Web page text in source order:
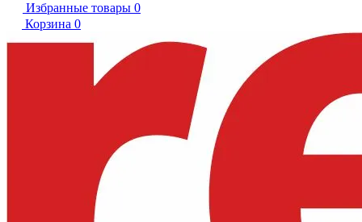
Избранные товары 0
Корзина 0